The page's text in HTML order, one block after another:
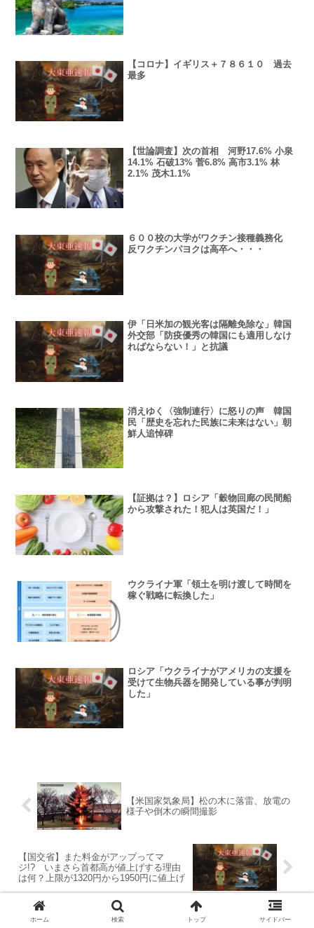
【コロナ】イギリス＋７８６１０ 過去
最多
【世論調査】次の首相 河野17.6% 小泉
14.1% 石破13% 菅6.8% 高市3.1% 林
2.1% 茂木1.1%
６００校の大学がワクチン接種義務化
反ワクチンパヨクは高卒へ・・・
伊「日米加の観光客は隔離免除な」韓国
外交部「防疫優秀の韓国にも適用しなけ
ればならない！」と抗議
消えゆく〈強制連行〉に怒りの声 韓国
民「歴史を忘れた民族に未来はない」朝
鮮人追悼碑
【証拠は？】ロシア「穀物回廊の民間船
から攻撃された！犯人は英国だ！」
ウクライナ軍「領土を明け渡して時間を
稼ぐ戦略に転換した」
ロシア「ウクライナがアメリカの支援を
受けて生物兵器を開発している事が判明
した」
【米国家気象局】松の木に落雷、放電の
様子や倒木の瞬間撮影
【国交省】また料金がアップってマ
ジ!? いまさら首都高が値上げする理由
は何？上限が1320円から1950円に値上げ
ホーム 検索 トップ サイドバー